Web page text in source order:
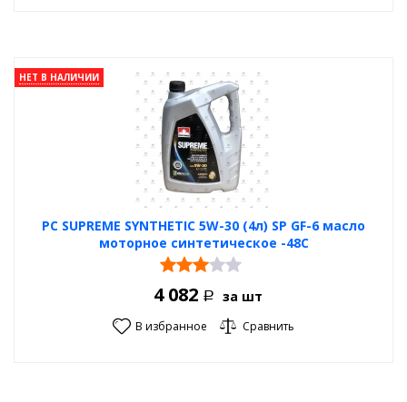
PC SUPREME SYNTHETIC 5W-30 (4л) SP GF-6 масло
моторное синтетическое -48С
НЕТ В НАЛИЧИИ
4 082 Р за шт
В избранное Сравнить